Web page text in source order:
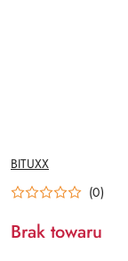
NAZWA
PRODUCENTA:
BITUXX
(0)
Brak towaru